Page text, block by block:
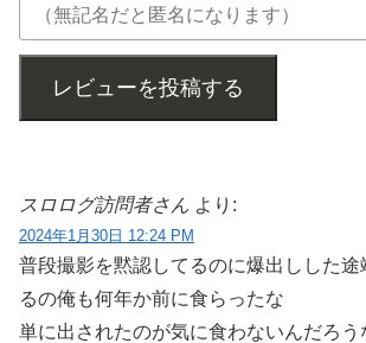
レビューを投稿する
スロログ訪問者さん より:
2024年1月30日 12:24 PM
普段撮影を黙認してるのに爆出しした途
るの俺も何年か前に食らったな
単に出されたのが気に食わないんだろ